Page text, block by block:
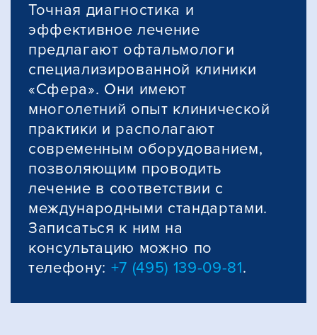
Точная диагностика и
эффективное лечение
предлагают офтальмологи
специализированной клиники
«Сфера». Они имеют
многолетний опыт клинической
практики и располагают
современным оборудованием,
позволяющим проводить
лечение в соответствии с
международными стандартами.
Записаться к ним на
консультацию можно по
телефону: +7 (495) 139-09-81.